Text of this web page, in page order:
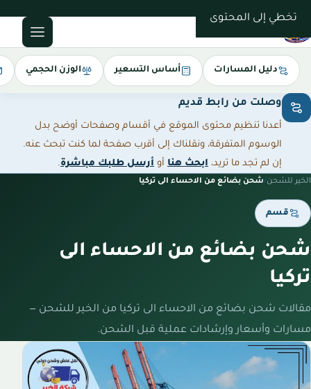
تخطي إلى المحتوى
دليل المسارات أساس التسعير الوزن الحجمي
وصلت من رابط قديم
أعدنا تنظيم محتوى الموقع في أقسام وصفحات أوضح بدل
الوسوم المتفرقة، ونقلناك إلى أقرب صفحة لما كنت تبحث عنه.
إن لم تجد ما تريد، ابحث هنا أو أرسل طلبك مباشرة.
الخير للشحن/شحن بضائع من الاحساء الى تركيا
قسم
شحن بضائع من الاحساء الى
تركيا
مقالات شحن بضائع من الاحساء الى تركيا من الخير للشحن —
مسارات وأسعار وإرشادات عملية قبل الشحن.